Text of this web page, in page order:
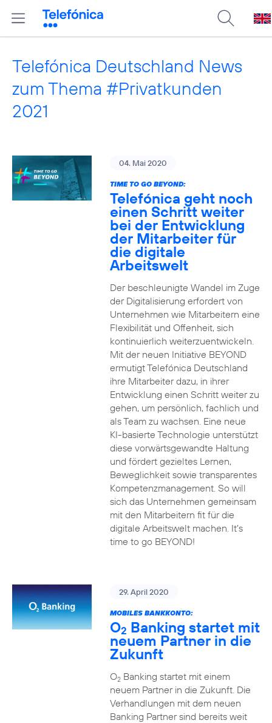
Telefónica Deutschland News
zum Thema #Privatkunden
2021
04. Mai 2020
TIME TO GO BEYOND:
Telefónica geht noch
einen Schritt weiter
bei der Entwicklung
der Mitarbeiter für
die digitale
Arbeitswelt
Der beschleunigte Wandel im Zuge
der Digitalisierung erfordert von
Unternehmen wie Mitarbeitern eine
Flexibilität und Offenheit, sich
kontinuierlich weiterzuentwickeln.
Mit der neuen Initiative BEYOND
ermutigt Telefónica Deutschland
ihre Mitarbeiter dazu, in ihrer
Entwicklung einen Schritt weiter zu
gehen, um persönlich, fachlich und
als Team zu wachsen. Eine neue
KI-basierte Technologie unterstützt
diese vorwärtsgewandte Haltung
und fördert gezieltes Lernen,
Beweglichkeit sowie transparentes
Kompetenzmanagement. So will
sich das Unternehmen gemeinsam
mit den Mitarbeitern fit für die
digitale Arbeitswelt machen. It’s
time to go BEYOND!
29. April 2020
MOBILES BANKKONTO:
O2 Banking startet mit
neuem Partner in die
Zukunft
O2Banking startet mit einem
neuem Partner in die Zukunft. Die
Verhandlungen mit dem neuen
Banking Partner sind bereits weit